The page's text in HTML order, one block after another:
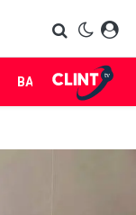
BABES LIFE